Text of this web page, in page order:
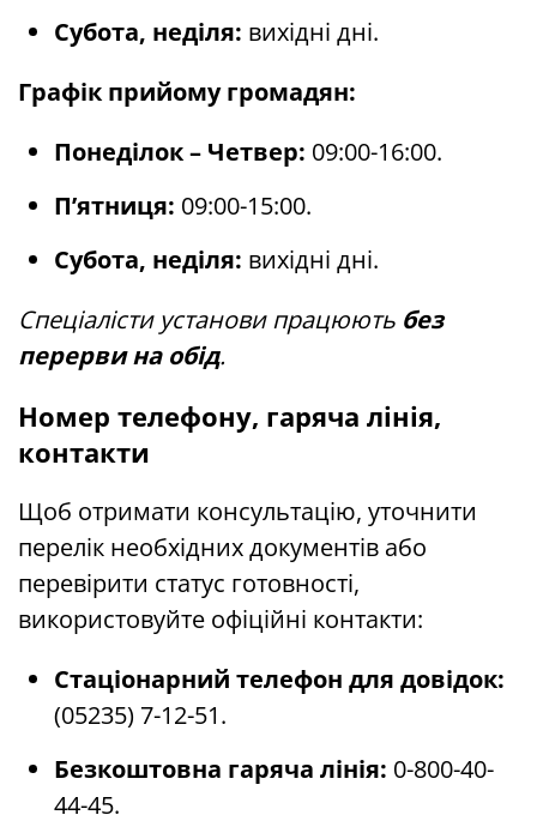
Субота, неділя: вихідні дні.
Графік прийому громадян:
Понеділок – Четвер: 09:00-16:00.
П’ятниця: 09:00-15:00.
Субота, неділя: вихідні дні.
Спеціалісти установи працюють без
перерви на обід.
Номер телефону, гаряча лінія,
контакти
Щоб отримати консультацію, уточнити
перелік необхідних документів або
перевірити статус готовності,
використовуйте офіційні контакти:
Стаціонарний телефон для довідок:
(05235) 7-12-51.
Безкоштовна гаряча лінія: 0-800-40-
44-45.